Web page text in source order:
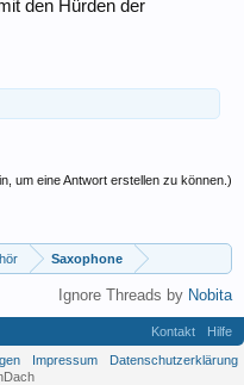
den Hürden der
um eine Antwort erstellen zu können.)
Saxophone
Ignore Threads by Nobita
Kontakt
Hilfe
Impressum
Datenschutzerklärung